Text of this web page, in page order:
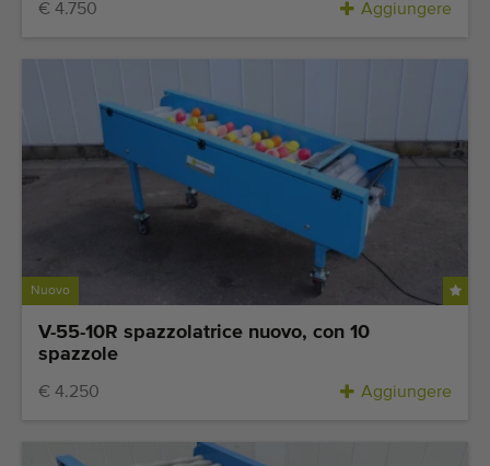
€ 4.750 Aggiungere
Nuovo
V-55-10R spazzolatrice nuovo, con 10
spazzole
€ 4.250 Aggiungere